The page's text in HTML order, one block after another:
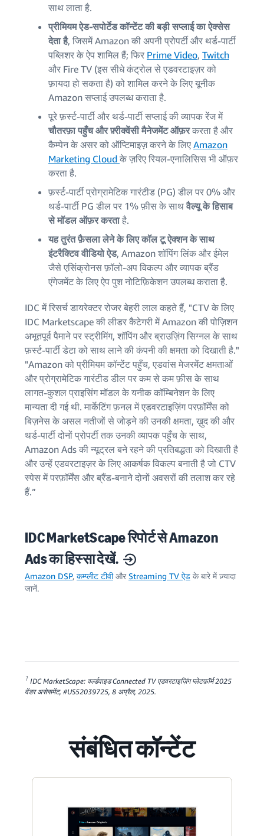
साथ लाता है.
प्रीमियम ऐड-सपोर्टेड कॉन्टेंट की बड़ी सप्लाई का ऐक्सेस
देता है, जिसमें Amazon की अपनी प्रोपर्टी और थर्ड-पार्टी
पब्लिशर के ऐप शामिल हैं; फिर Prime Video, Twitch
और Fire TV (इस सीधे कंट्रोल से एडवरटाइज़र को
फ़ायदा हो सकता है) को शामिल करने के लिए यूनीक
Amazon सप्लाई उपलब्ध कराता है.
पूरे फ़र्स्ट-पार्टी और थर्ड-पार्टी सप्लाई की व्यापक रेंज में
चौतरफ़ा पहुँच और फ़्रीक्वेंसी मैनेजमेंट ऑफ़रकरता है और
कैम्पेन के असर को ऑप्टिमाइज़ करने के लिए Amazon
Marketing Cloud के ज़रिए रियल-एनालिसिस भी ऑफ़र
करता है.
फ़र्स्ट-पार्टी प्रोग्रामेटिक गारंटीड (PG) डील पर 0% और
थर्ड-पार्टी PG डील पर 1% फ़ीस के साथवैल्यू के हिसाब
से मॉडल ऑफ़र करताहै.
यह तुरंत फ़ैसला लेने के लिए कॉल टू ऐक्शन के साथ
इंटरैक्टिव वीडियो ऐड, Amazon शॉपिंग लिंक और ईमेल
जैसे एसिंक्रोनस फ़ॉलो-अप विकल्प और व्यापक ब्रैंड
एंगेजमेंट के लिए ऐप पुश नोटिफ़िकेशन उपलब्ध कराता है.
IDC में रिसर्च डायरेक्टर रोजर बेहरी लाल कहते हैं, "CTV के लिए
IDC Marketscape की लीडर कैटेगरी में Amazon की पोज़िशन
अभूतपूर्व पैमाने पर स्ट्रीमिंग, शॉपिंग और ब्राउज़िंग सिग्नल के साथ
फ़र्स्ट-पार्टी डेटा को साथ लाने की कंपनी की क्षमता को दिखाती है."
"Amazon को प्रीमियम कॉन्टेंट पहुँच, एडवांस मेजरमेंट क्षमताओं
और प्रोग्रामेटिक गारंटीड डील पर कम से कम फ़ीस के साथ
लागत-कुशल प्राइसिंग मॉडल के यनीक कॉम्बिनेशन के लिए
मान्यता दी गई थी. मार्केटिंग फ़नल में एडवरटाइज़िंग परफ़ॉर्मेंस को
बिज़नेस के असल नतीजों से जोड़ने की उनकी क्षमता, ख़ुद की और
थर्ड-पार्टी दोनों प्रोपर्टी तक उनकी व्यापक पहुँच के साथ,
Amazon Ads की न्यूट्रल बने रहने की प्रतिबद्धता को दिखाती है
और उन्हें एडवरटाइज़र के लिए आकर्षक विकल्प बनाती है जो CTV
स्पेस में परफ़ॉर्मेंस और ब्रैंड-बनाने दोनों अवसरों की तलाश कर रहे
हैं.”
IDC MarketScape रिपोर्ट से Amazon
Ads का हिस्सा देखें.
Amazon DSP, कम्प्लीट टीवीऔर Streaming TV ऐड के बारे में ज़्यादा
जानें.
1 IDC MarketScape: वर्ल्डवाइड Connected TV एडवरटाइज़िंग प्लेटफ़ॉर्म 2025
वेंडर असेसमेंट, #US52039725, 8 अप्रैल, 2025.
संबंधित कॉन्टेंट